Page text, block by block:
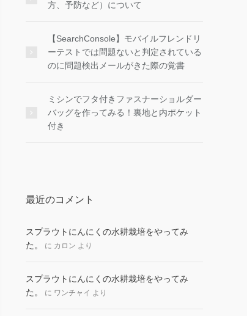
方、予防など）について
【SearchConsole】モバイルフレンドリ
ーテストでは問題ないと判定されている
のに問題検出メールがきた際の覚書
ミシンでフタ付きファスナーショルダー
バッグを作ってみる！裏地と内ポケット
付き
最近のコメント
スプラウトにんにくの水耕栽培をやってみ
た。
に カロン より
スプラウトにんにくの水耕栽培をやってみ
た。
に ワンチャイ より